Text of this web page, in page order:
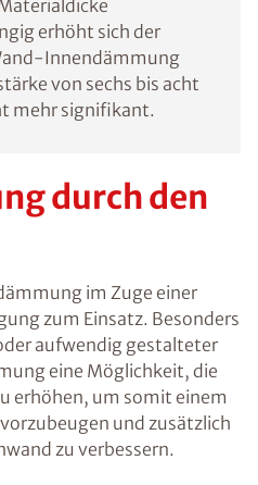
erhöht sich der
Innendämmung
von sechs bis acht
mehr signifikant.
durch den
im Zuge einer
zum Einsatz. Besonders
aufwendig gestalteter
eine Möglichkeit, die
erhöhen, um somit einem
und zusätzlich
zu verbessern.